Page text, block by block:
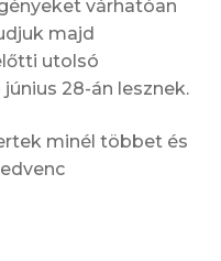
várhatóan
majd
utolsó
28-án lesznek.
minél többet és